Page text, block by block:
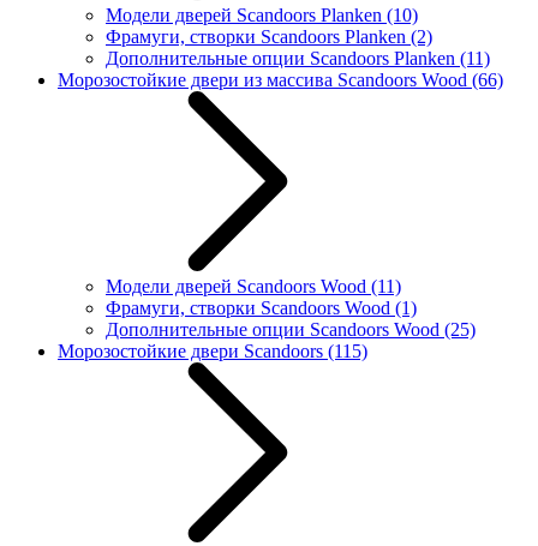
Модели дверей Scandoors Planken (10)
Фрамуги, створки Scandoors Planken (2)
Дополнительные опции Scandoors Planken (11)
Морозостойкие двери из массива Scandoors Wood (66)
Модели дверей Scandoors Wood (11)
Фрамуги, створки Scandoors Wood (1)
Дополнительные опции Scandoors Wood (25)
Морозостойкие двери Scandoors (115)